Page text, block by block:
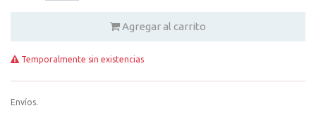
Agregar al carrito
Temporalmente sin existencias
Envíos.